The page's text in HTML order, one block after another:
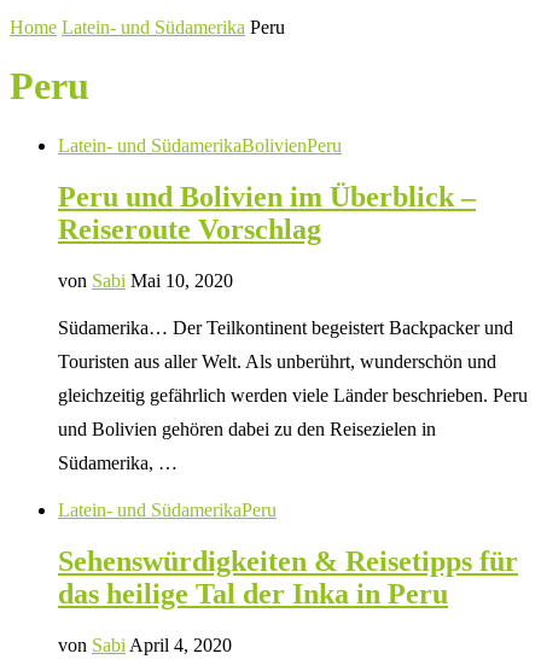
Home Latein- und Südamerika Peru
Peru
Latein- und SüdamerikaBolivienPeru
Peru und Bolivien im Überblick –
Reiseroute Vorschlag
von Sabi Mai 10, 2020
Südamerika… Der Teilkontinent begeistert Backpacker und
Touristen aus aller Welt. Als unberührt, wunderschön und
gleichzeitig gefährlich werden viele Länder beschrieben. Peru
und Bolivien gehören dabei zu den Reisezielen in
Südamerika, …
Latein- und SüdamerikaPeru
Sehenswürdigkeiten & Reisetipps für
das heilige Tal der Inka in Peru
von Sabi April 4, 2020